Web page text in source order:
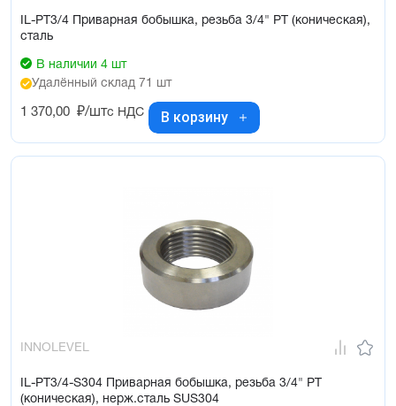
IL-PT3/4 Приварная бобышка, резьба 3/4" PT (коническая),
сталь
В наличии 4 шт
Удалённый склад 71 шт
1 370,00 ₽/штс НДС В корзину
INNOLEVEL
IL-PT3/4-S304 Приварная бобышка, резьба 3/4" PT
(коническая), нерж.сталь SUS304